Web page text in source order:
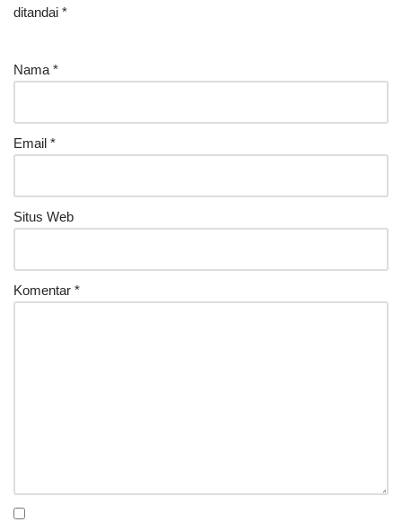
ditandai *
Nama *
Email *
Situs Web
Komentar *